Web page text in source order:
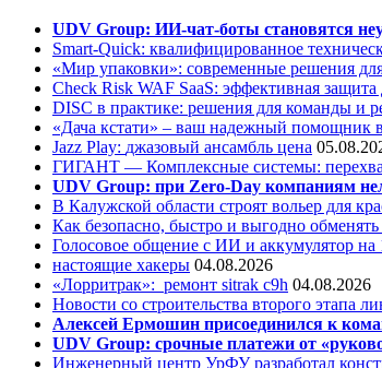
UDV Group: ИИ-чат-боты становятся
Smart-Quick: квалифицированное
«Мир упаковки»: современные решения
Check Risk WAF SaaS: эффективная защита
DISC в практике: решения для команды и
«Дача кстати» – ваш надежный помощник
Jazz Play: джазовый ансамбль цена
ГИГАНТ — Комплексные системы:
UDV Group: при Zero-Day компаниям
В Калужской области строят вольер для
Как безопасно, быстро и выгодно
Голосовое общение с ИИ и аккумулятор
настоящие хакеры 04.08.2026
«Лорритрак»: ремонт sitrak c9h 04.08.2026
Новости со строительства второго этапа
Алексей Ермошин присоединился к
UDV Group: срочные платежи от
Инженерный центр УрФУ разработал